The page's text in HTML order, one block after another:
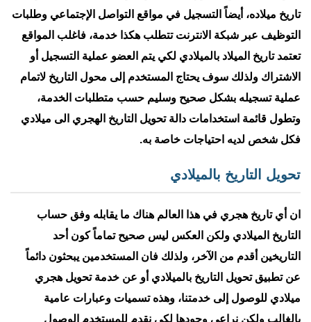
تاريخ ميلاده، أيضاً التسجيل في مواقع التواصل الإجتماعي وطلبات
التوظيف عبر شبكة الانترنت تتطلب هكذا خدمة، فاغلب المواقع
تعتمد تاريخ الميلاد بالميلادي لكي يتم العضو عملية التسجيل أو
الاشتراك ولذلك سوف يحتاج المستخدم إلى محول التاريخ لاتمام
عملية تسجيله بشكل صحيح وسليم حسب متطلبات الخدمة،
وتطول قائمة استخدامات دالة تحويل التاريخ الهجري الى ميلادي
فكل شخص لديه احتياجات خاصة به.
تحويل التاريخ بالميلادي
ان أي تاريخ هجري في هذا العالم هناك ما يقابله وفق حساب
التاريخ الميلادي ولكن العكس ليس صحيح تماماً كون أحد
التاريخين أقدم من الآخر، ولذلك فان المستخدمين يبحثون دائماً
عن تطبيق تحويل التاريخ بالميلادي أو عن خدمة تحويل هجري
ميلادي للوصول إلى خدمتنا، وهذه تسميات وعبارات عامية
بالغالب ولكن نراعي وجودها لكي نقدم للمستخدم الوصول